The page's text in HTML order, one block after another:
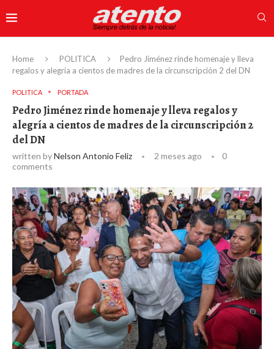
Home POLITICA
Pedro Jiménez rinde homenaje y lleva
regalos y alegría a cientos de madres de la circunscripción 2 del DN
POLITICA PORTADA
Pedro Jiménez rinde homenaje y lleva regalos y
alegría a cientos de madres de la circunscripción 2
del DN
written byNelson Antonio Feliz 2 meses ago
0
comments